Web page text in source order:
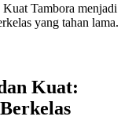
Tambora menjadi
yang tahan lama.
Kuat: